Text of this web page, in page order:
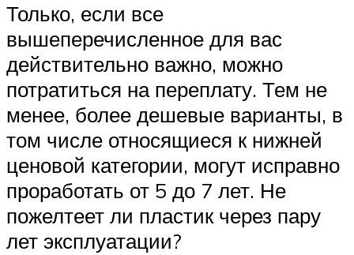
Только, если все
вышеперечисленное для вас
действительно важно, можно
потратиться на переплату. Тем не
менее, более дешевые варианты, в
том числе относящиеся к нижней
ценовой категории, могут исправно
проработать от 5 до 7 лет. Не
пожелтеет ли пластик через пару
лет эксплуатации?